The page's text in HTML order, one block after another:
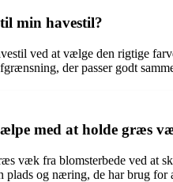
min havestil?
ved at vælge den rigtige
der passer godt
med at holde græs
væk fra blomsterbede ved at
plads og næring, de har brug